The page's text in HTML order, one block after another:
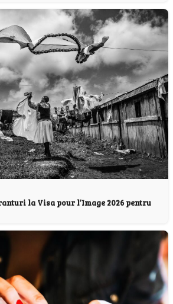
la Visa pour l’Image 2026 pentru